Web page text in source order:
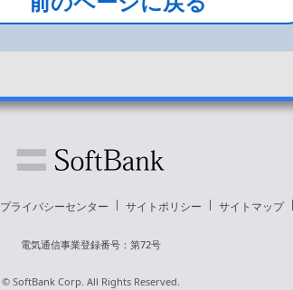
プライバシーセンター サイトポリシー サイトマップ
電気通信事業登録番号：第72号
© SoftBank Corp. All Rights Reserved.